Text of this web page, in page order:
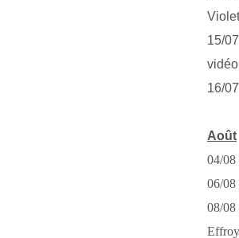
15/
16/
Août
04/08
06/08
08/08